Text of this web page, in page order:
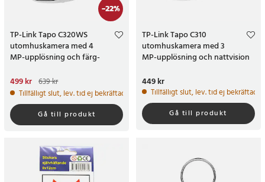
-22%
TP-Link Tapo C320WS
utomhuskamera med 4
MP-upplösning och färg-
Nuvarande pris
pris:639 kr
499 kr 639 kr
Tillfälligt slut, lev. tid ej bekräftad.
Gå till produkt
TP-Link Tapo C310
utomhuskamera med 3
MP-upplösning och nattvision
Pris:449 kr
449 kr
Tillfälligt slut, lev. tid ej bekräftad.
Gå till produkt